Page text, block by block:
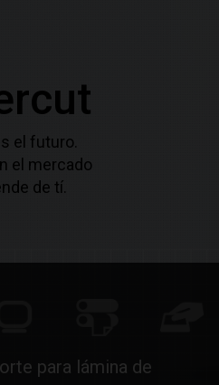
el futuro.
el mercado
de tí.
para lámina de